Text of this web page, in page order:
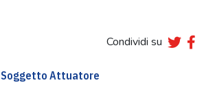
Condividi su
Soggetto Attuatore